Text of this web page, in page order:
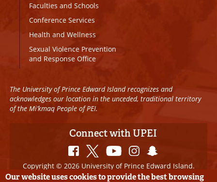
Faculties and Schools
Conference Services
Health and Wellness
Sexual Violence Prevention
and Response Office
The University of Prince Edward Island recognizes and
acknowledges our location in the unceded, traditional territory
of the Mi’kmaq People of PEI.
Connect with UPEI
Copyright © 2026 University of Prince Edward Island.
All Rights Reserved
Our website uses cookies to provide the best browsing